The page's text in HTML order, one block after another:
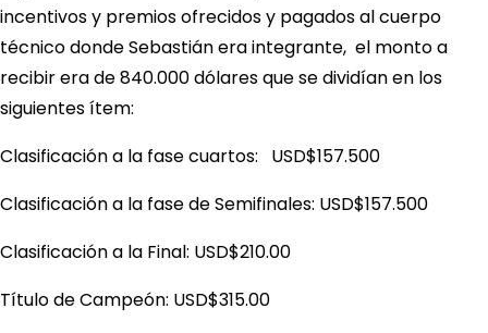
incentivos y premios ofrecidos y pagados al cuerpo
técnico donde Sebastián era integrante, el monto a
recibir era de 840.000 dólares que se dividían en los
siguientes ítem:
Clasificación a la fase cuartos: USD$157.500
Clasificación a la fase de Semifinales: USD$157.500
Clasificación a la Final: USD$210.00
Título de Campeón: USD$315.00